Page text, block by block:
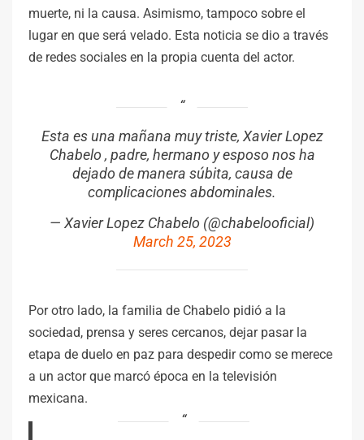
muerte, ni la causa. Asimismo, tampoco sobre el
lugar en que será velado. Esta noticia se dio a través
de redes sociales en la propia cuenta del actor.
Esta es una mañana muy triste, Xavier Lopez
Chabelo , padre, hermano y esposo nos ha
dejado de manera súbita, causa de
complicaciones abdominales.
— Xavier Lopez Chabelo (@chabelooficial)
March 25, 2023
Por otro lado, la familia de Chabelo pidió a la
sociedad, prensa y seres cercanos, dejar pasar la
etapa de duelo en paz para despedir como se merece
a un actor que marcó época en la televisión
mexicana.